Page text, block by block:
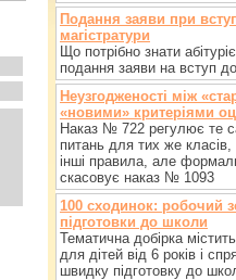
Подання заяви при
магістратури
Що потрібно знати
подання заяви на вступ
Неузгодженості між
«новими» критеріями
Наказ № 722 регулює те
питань для тих же
інші правила, але
скасовує наказ № 1093
100 сходинок: робочий
підготовки до школи
Тематична добірка
для дітей від 6 років і
швидку підготовку до